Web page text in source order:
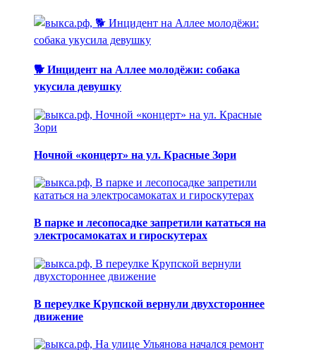
🐕 Инцидент на Аллее молодёжи: собака
укусила девушку
Ночной «концерт» на ул. Красные Зори
В парке и лесопосадке запретили кататься на
электросамокатах и гироскутерах
В переулке Крупской вернули двухстороннее
движение